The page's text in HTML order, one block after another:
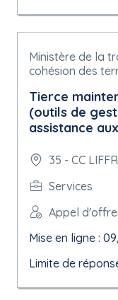
Ministère de la
cohésion des
Tierce
(outils de
assistance
35 - CC
Services
Appel
Mise en ligne :
Limite de